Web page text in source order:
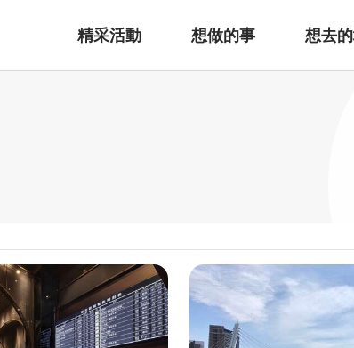
精采活動 想做的事 想去